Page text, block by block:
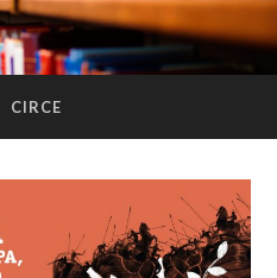
CIRCE